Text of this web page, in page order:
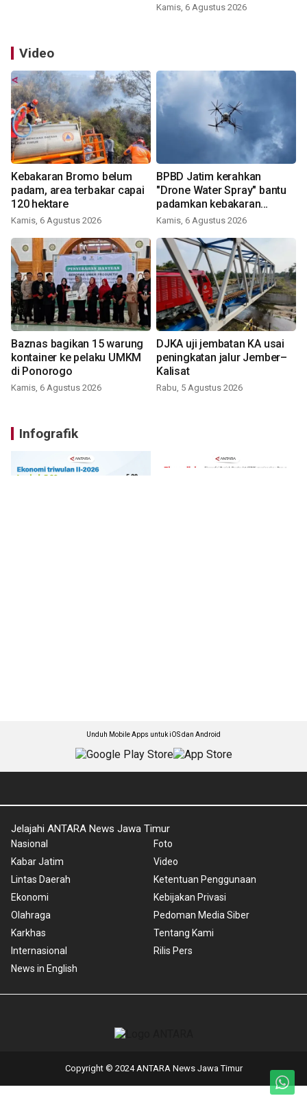
Kamis, 6 Agustus 2026
Video
Kebakaran Bromo belum
padam, area terbakar capai
120 hektare
Kamis, 6 Agustus 2026
BPBD Jatim kerahkan
"Drone Water Spray" bantu
padamkan kebakaran
Bromo
Kamis, 6 Agustus 2026
Baznas bagikan 15 warung
kontainer ke pelaku UMKM
di Ponorogo
Kamis, 6 Agustus 2026
DJKA uji jembatan KA usai
peningkatan jalur Jember–
Kalisat
Rabu, 5 Agustus 2026
Infografik
Unduh Mobile Apps untuk iOS dan Android
Jelajahi ANTARA News Jawa Timur
Nasional
Kabar Jatim
Lintas Daerah
Ekonomi
Olahraga
Karkhas
Internasional
News in English
Foto
Video
Ketentuan Penggunaan
Kebijakan Privasi
Pedoman Media Siber
Tentang Kami
Rilis Pers
Copyright © 2024 ANTARA News Jawa Timur